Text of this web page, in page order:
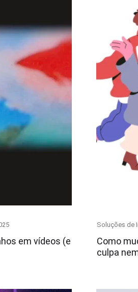
em vídeos (e
Category
Soluções de
Como
culpa